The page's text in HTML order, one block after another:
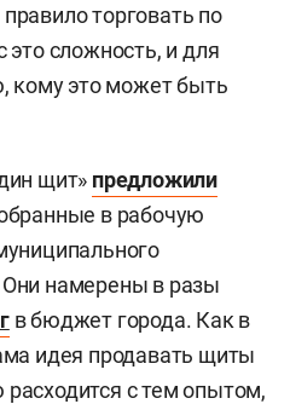
торговать по
сложность, и для
кому это может быть
щит» предложили
в рабочую
намерены в разы
в бюджет города. Как в
идея продавать щиты
с тем опытом,